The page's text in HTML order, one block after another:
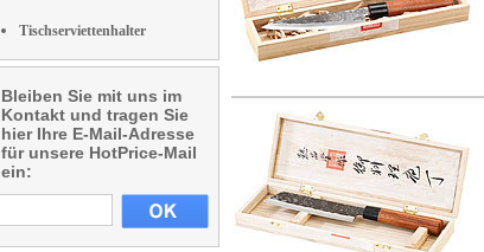
Tischserviettenhalter
Bleiben Sie mit uns im
Kontakt und tragen Sie
hier Ihre E-Mail-Adresse
für unsere HotPrice-Mail
ein: